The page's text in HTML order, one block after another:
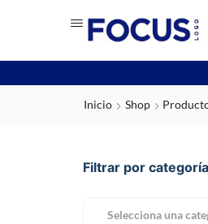
Inicio Shop
Filtrar por
Selecciona una